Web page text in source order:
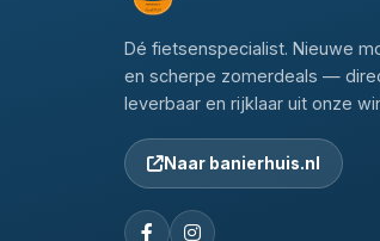
Dé fietsenspecialist. Nieuwe
en scherpe zomerdeals —
leverbaar en rijklaar uit onze
Naar banierhuis.nl